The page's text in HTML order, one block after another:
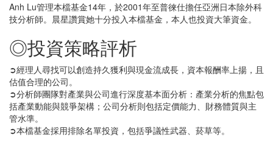
Anh Lu管理本檔基金14年，於2001年至普徠仕擔任亞洲日本除外科
技分析師。晨星讚賞她十分投入本檔基金，本人也投資大筆資金。
◎投資策略評析
➲經理人尋找可以創造持久獲利與現金流成長，資本報酬率上揚，且
估值合理的公司。
➲分析師團隊對產業與公司進行深度基本面分析：產業分析的焦點包
括產業動能與競爭架構；公司分析則包括定價能力、財務體質與主
管水準。
➲本檔基金採用排除名單投資，包括爭議性武器、菸草等。